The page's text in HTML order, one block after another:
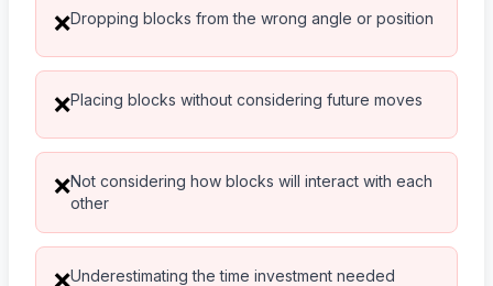
❌Dropping blocks from the wrong angle or position
❌Placing blocks without considering future moves
❌Not considering how blocks will interact with each
other
❌Underestimating the time investment needed